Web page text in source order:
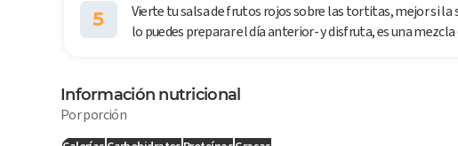
5
Vierte tu salsa de frutos rojos sobre las tortitas, mejor si
lo puedes preparar el día anterior- y disfruta, es una mezcla
Información nutricional
Por porción